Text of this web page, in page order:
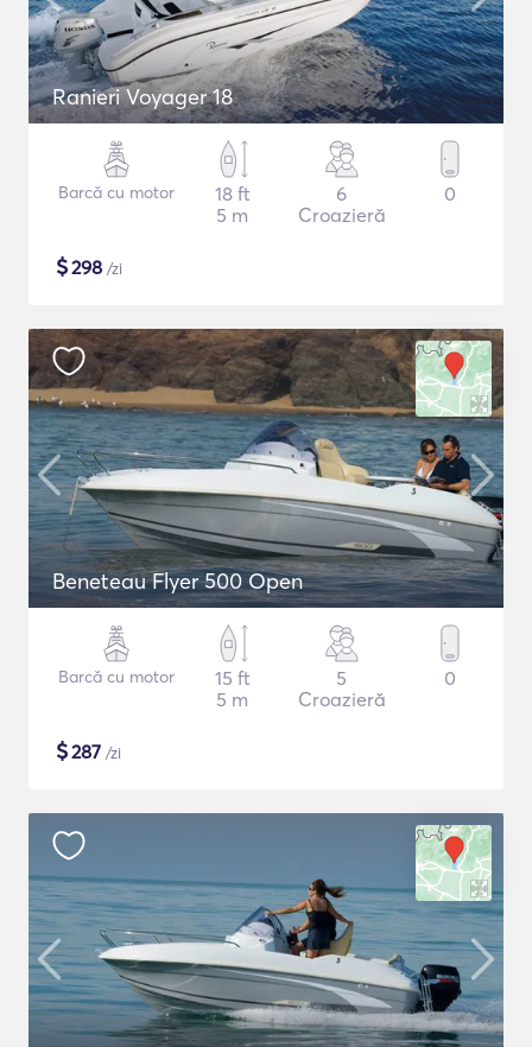
Ranieri Voyager 18
Barcă cu motor
18 ft
5 m
6
Croazieră
0
$298 /zi
Beneteau Flyer 500 Open
Barcă cu motor
15 ft
5 m
5
Croazieră
0
$287 /zi